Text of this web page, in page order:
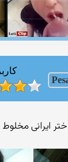
کاربر
ایرانی مخلوط